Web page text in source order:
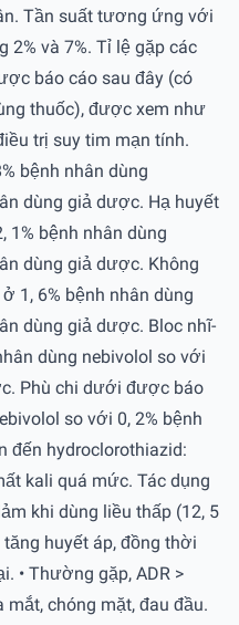
Tần suất tương ứng với
2% và 7%. Tỉ lệ gặp các
báo cáo sau đây (có
thuốc), được xem như
trị suy tim mạn tính.
bệnh nhân dùng
dùng giả dược. Hạ huyết
bệnh nhân dùng
dùng giả dược. Không
1, 6% bệnh nhân dùng
dùng giả dược. Bloc nhĩ-
dùng nebivolol so với
Phù chi dưới được báo
so với 0, 2% bệnh
đến hydroclorothiazid:
kali quá mức. Tác dụng
khi dùng liều thấp (12, 5
huyết áp, đồng thời
• Thường gặp, ADR >
chóng mặt, đau đầu.